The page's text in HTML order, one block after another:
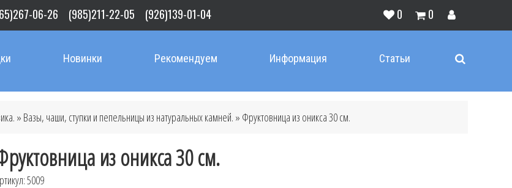
06-26 (985)211-22-05 (926)139-01-04 0 0
Новинки Рекомендуем Информация Статьи
» Вазы, чаши, ступки и пепельницы из натуральных камней. » Фруктовница из оникса 30 см.
из оникса 30 см.
5009